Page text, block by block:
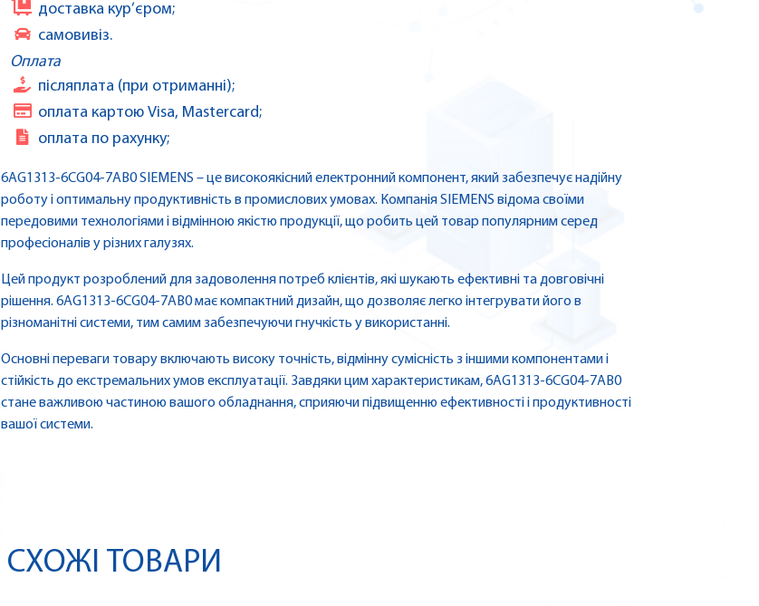
доставка кур’єром;
самовивіз.
Оплата
післяплата (при отриманні);
оплата картою Visa, Mastercard;
оплата по рахунку;
6AG1313-6CG04-7AB0 SIEMENS – це високоякісний електронний компонент, який забезпечує надійну
роботу і оптимальну продуктивність в промислових умовах. Компанія SIEMENS відома своїми
передовими технологіями і відмінною якістю продукції, що робить цей товар популярним серед
професіоналів у різних галузях.
Цей продукт розроблений для задоволення потреб клієнтів, які шукають ефективні та довговічні
рішення. 6AG1313-6CG04-7AB0 має компактний дизайн, що дозволяє легко інтегрувати його в
різноманітні системи, тим самим забезпечуючи гнучкість у використанні.
Основні переваги товару включають високу точність, відмінну сумісність з іншими компонентами і
стійкість до екстремальних умов експлуатації. Завдяки цим характеристикам, 6AG1313-6CG04-7AB0
стане важливою частиною вашого обладнання, сприяючи підвищенню ефективності і продуктивності
вашої системи.
СХОЖІ ТОВАРИ